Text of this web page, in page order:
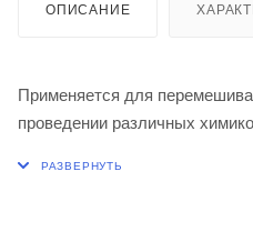
ОПИСАНИЕ
Применяется для
проведении различных